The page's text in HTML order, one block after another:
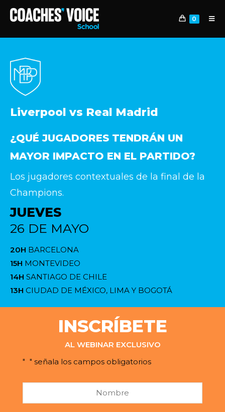
0
Liverpool vs Real Madrid
¿QUÉ JUGADORES TENDRÁN UN
MAYOR IMPACTO EN EL PARTIDO?
Los jugadores contextuales de la final de la
Champions.
JUEVES
26 DE MAYO
20H BARCELONA
15H MONTEVIDEO
14H SANTIAGO DE CHILE
13H CIUDAD DE MÉXICO, LIMA Y BOGOTÁ
INSCRÍBETE
AL WEBINAR EXCLUSIVO
" " señala los campos obligatorios
Nombre